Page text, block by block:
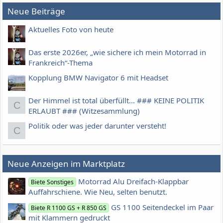
Neue Beiträge
Aktuelles Foto von heute
Das erste 2026er, „wie sichere ich mein Motorrad in
Frankreich“-Thema
Kopplung BMW Navigator 6 mit Headset
C
Der Himmel ist total überfüllt... ### KEINE POLITIK
ERLAUBT ### (Witzesammlung)
C Politik oder was jeder darunter versteht!
Neue Anzeigen im Marktplatz
Biete Sonstiges Motorrad Alu Dreifach-Klappbar
Auffahrschiene. Wie Neu, selten benutzt.
Biete R 1100 GS + R 850 GS
GS 1100 Seitendeckel im Paar
mit Klammern gedruckt